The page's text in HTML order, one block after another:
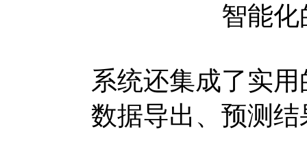
智能化
系统还集成了实
数据导出、预测